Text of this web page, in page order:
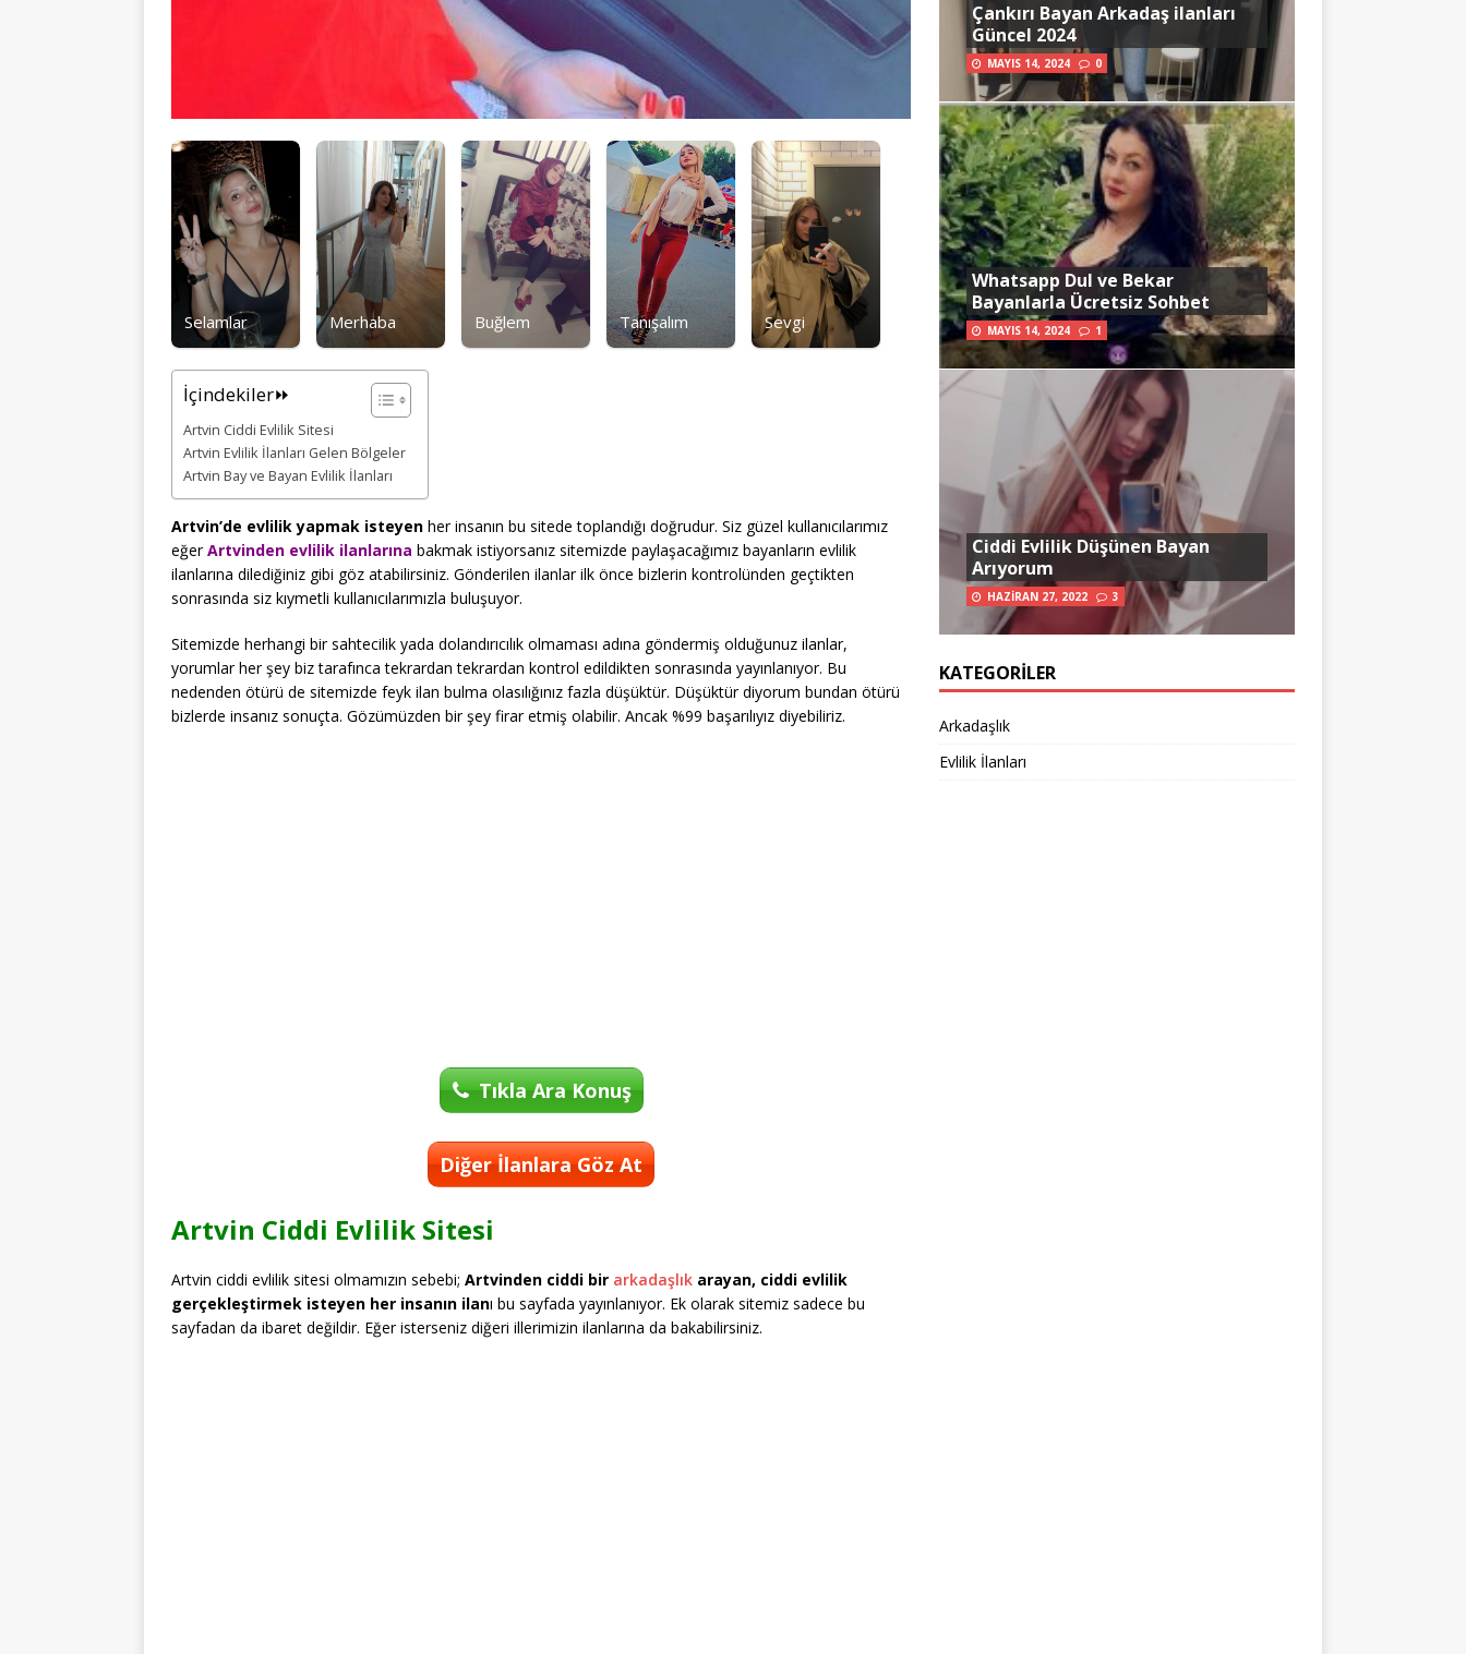
Selamlar Merhaba Buğlem Tanışalım Sevgi
İçindekiler⏩
Artvin Ciddi Evlilik Sitesi
Artvin Evlilik İlanları Gelen Bölgeler
Artvin Bay ve Bayan Evlilik İlanları
Artvin’de evlilik yapmak isteyen her insanın bu sitede toplandığı doğrudur. Siz güzel kullanıcılarımız
eğerArtvinden evlilik ilanlarına bakmak istiyorsanız sitemizde paylaşacağımız bayanların evlilik
ilanlarına dilediğiniz gibi göz atabilirsiniz. Gönderilen ilanlar ilk önce bizlerin kontrolünden geçtikten
sonrasında siz kıymetli kullanıcılarımızla buluşuyor.
Sitemizde herhangi bir sahtecilik yada dolandırıcılık olmaması adına göndermiş olduğunuz ilanlar,
yorumlar her şey biz tarafınca tekrardan tekrardan kontrol edildikten sonrasında yayınlanıyor. Bu
nedenden ötürü de sitemizde feyk ilan bulma olasılığınız fazla düşüktür. Düşüktür diyorum bundan ötürü
bizlerde insanız sonuçta. Gözümüzden bir şey firar etmiş olabilir. Ancak %99 başarılıyız diyebiliriz.
Tıkla Ara Konuş
Diğer İlanlara Göz At
Artvin Ciddi Evlilik Sitesi
Artvin ciddi evlilik sitesi olmamızın sebebi; Artvinden ciddi bir arkadaşlık arayan, ciddi evlilik
gerçekleştirmek isteyen her insanın ilanı bu sayfada yayınlanıyor. Ek olarak sitemiz sadece bu
sayfadan da ibaret değildir. Eğer isterseniz diğeri illerimizin ilanlarına da bakabilirsiniz.
Çankırı Bayan Arkadaş ilanları
Güncel 2024
MAYIS 14, 2024 0
Whatsapp Dul ve Bekar
Bayanlarla Ücretsiz Sohbet
MAYIS 14, 2024 1
Ciddi Evlilik Düşünen Bayan
Arıyorum
HAZIRAN 27, 2022 3
KATEGORILER
Arkadaşlık
Evlilik İlanları